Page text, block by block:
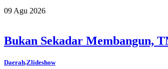
09 Agu 2026
Bukan Sekadar Membangun,
Daerah.Zlideshow